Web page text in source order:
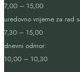
7,00 – 15,00
uredovno vrijeme za rad
7,30 – 15,00
dnevni odmor:
10,00 – 10,30